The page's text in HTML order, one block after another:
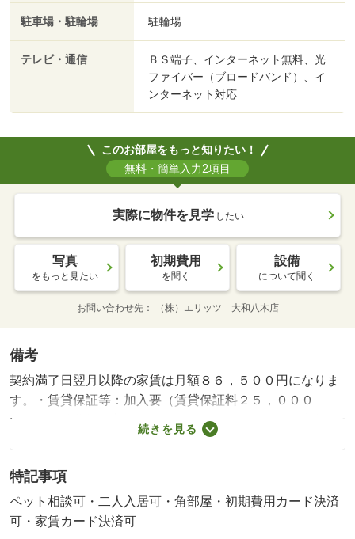
駐車場・駐輪場 駐輪場
テレビ・通信
ＢＳ端子、インターネット無料、光
ファイバー（ブロードバンド）、イ
ンターネット対応
このお部屋をもっと知りたい！
無料・簡単入力2項目
実際に物件を見学 したい
写真
をもっと見たい
初期費用
を聞く
設備
について聞く
お問い合わせ先 （株）エリッツ 大和八木店
備考
契約満了日翌月以降の家賃は月額８６，５００円になりま
す。・賃貸保証等：加入要（賃貸保証料２５，０００
円）・維持費等：入居サポート１，９８０円／月・家賃保
証料２，２２７円／月・ペット条件：小型犬可／猫可・他
停歩３分・２０２５年６月完成の物件です。ペット相談可
能です。お部屋は角部屋で隣室の騒音の影響を受けにくい
傾向にあり、お部屋はおもな開口部が南方向に向いており
続きを見る
特記事項
ペット相談可・二人入居可・角部屋・初期費用カード決済
可・家賃カード決済可